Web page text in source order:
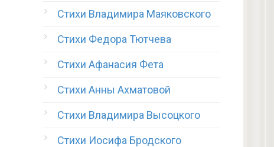
Стихи Владимира Маяковского
Стихи Федора Тютчева
Стихи Афанасия Фета
Стихи Анны Ахматовой
Стихи Владимира Высоцкого
Стихи Иосифа Бродского